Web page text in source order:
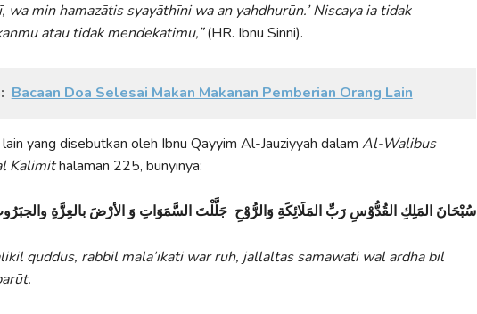
wa min hamazātis syayāthīni wa an yahdhurūn.’ Niscaya ia tidak
atau tidak mendekatimu,”(HR. Ibnu Sinni).
Bacaan Doa Selesai Makan Makanan Pemberian Orang Lain
yang disebutkan oleh Ibnu Qayyim Al-Jauziyyah dalam Al-Walibus
Kalimithalaman 225, bunyinya:
سُبْحَانَ المَلِكِ القُدُّوْسِ رَبِّ المَلَائِكَةِ وَالرُّوْحِ جَلَّلْتَ السَّمَوَاتِ وَ الأرْضَ بالعِزَّةِ
quddūs, rabbil malā’ikati war rūh, jallaltas samāwāti wal ardha bil